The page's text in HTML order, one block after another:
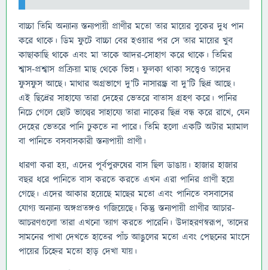
বাচ্চা তিমি অন্যান্য স্তন্যপায়ী প্রাণীর মতো তার মায়ের বুকের দুধ পান
করে থাকে। ডিম ফুটে বাচ্চা বের হওয়ার পর সে তার মায়ের খুব
কাছাকাছি থাকে এবং মা তাকে আদর-সোহাগ করে থাকে। তিমির
শ্বাস-প্রশ্বাস প্রক্রিয়া মাছ থেকে ভিন্ন। ফুলকা থাকা সত্ত্বেও তাদের
ফুসফুস আছে। মাথার অগ্রভাগে দু’টি নাসারন্ধ্র বা দু’টি ছিদ্র আছে।
এই ছিদ্রের সাহায্যে তারা দেহের ভেতরে বাতাস গ্রহণ করে। পানির
নিচে গেলে ছোট ভাল্বের সাহায্যে তারা নাকের ছিদ্র বন্ধ করে রাখে, যেন
দেহের ভেতরে পানি ঢুকতে না পারে। তিমি হলো একটি অটার ম্যামাল
বা পানিতে বসবাসকারী স্তন্যপায়ী প্রাণী।
ধারণা করা হয়, এদের পূর্বপুরুষের বাস ছিল ডাঙায়। হাজার হাজার
বছর ধরে পানিতে বাস করতে করতে এখন এরা পানির প্রাণী হয়ে
গেছে। এদের আকার হয়েছে মাছের মতো এবং পানিতে বসবাসের
যোগ্য অন্যান্য অঙ্গপ্রতঙ্গও গজিয়েছে। কিন্তু স্তন্যপায়ী প্রাণীর আচার-
আচরণগুলো তারা এখনো ত্যাগ করতে পারেনি। উদাহরণস্বরূপ, তাদের
সামনের পাখা দেখতে হাতের পাঁচ আঙুলের মতো এবং পেছনের মাংসে
পায়ের চিহ্নের মতো হাড় দেখা যায়।